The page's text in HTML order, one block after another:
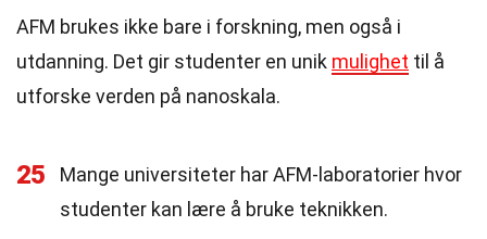
AFM brukes ikke bare i forskning, men også i
utdanning. Det gir studenter en unik mulighet til å
utforske verden på nanoskala.
25
Mange universiteter har AFM-laboratorier hvor
studenter kan lære å bruke teknikken.